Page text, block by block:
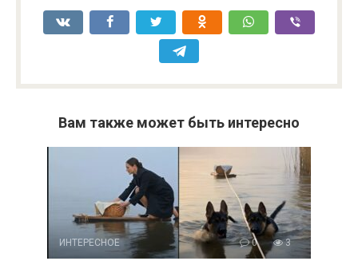
Вам также может быть интересно
ИНТЕРЕСНОЕ 0 3